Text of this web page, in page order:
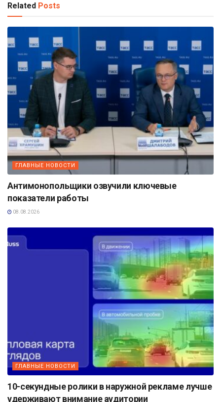
Related Posts
ГЛАВНЫЕ НОВОСТИ
Антимонопольщики озвучили ключевые
показатели работы
08.08.2026
ГЛАВНЫЕ НОВОСТИ
10-секундные ролики в наружной рекламе лучше
удерживают внимание аудитории